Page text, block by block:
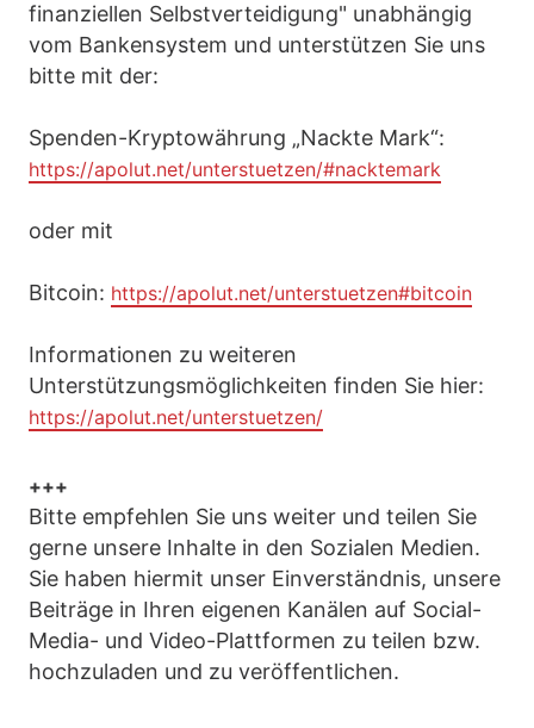
finanziellen Selbstverteidigung" unabhängig
vom Bankensystem und unterstützen Sie uns
bitte mit der:
Spenden-Kryptowährung „Nackte Mark“:
https://apolut.net/unterstuetzen/#nacktemark
oder mit
Bitcoin: https://apolut.net/unterstuetzen#bitcoin
Informationen zu weiteren
Unterstützungsmöglichkeiten finden Sie hier:
https://apolut.net/unterstuetzen/
+++
Bitte empfehlen Sie uns weiter und teilen Sie
gerne unsere Inhalte in den Sozialen Medien.
Sie haben hiermit unser Einverständnis, unsere
Beiträge in Ihren eigenen Kanälen auf Social-
Media- und Video-Plattformen zu teilen bzw.
hochzuladen und zu veröffentlichen.